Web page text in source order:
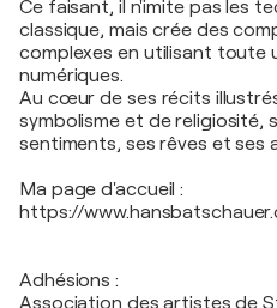
Ce faisant, il n'imite pas les
classique, mais crée des
complexes en utilisant toute
numériques.
Au cœur de ses récits
symbolisme et de religiosité,
sentiments, ses rêves et ses
Ma page d'accueil :
https://
Adhésions :
Association des artistes de